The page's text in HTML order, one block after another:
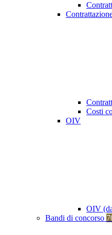
Costi
OIV
OIV
Bandi di concorso